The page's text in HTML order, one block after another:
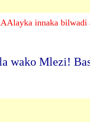
innaka bilwadi
wako Mlezi!